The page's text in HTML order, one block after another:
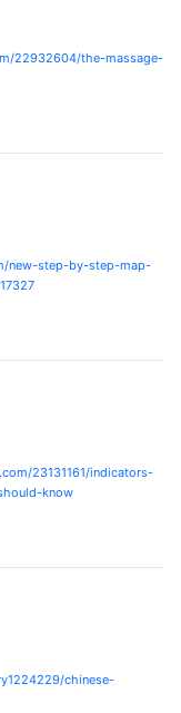
22932604/the-massage-
new-step-by-step-map-
23131161/indicators-
know
chinese-